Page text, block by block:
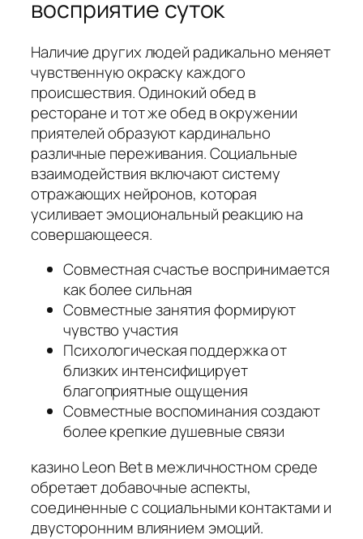
восприятие суток
Наличие других людей радикально меняет
чувственную окраску каждого
происшествия. Одинокий обед в
ресторане и тот же обед в окружении
приятелей образуют кардинально
различные переживания. Социальные
взаимодействия включают систему
отражающих нейронов, которая
усиливает эмоциональный реакцию на
совершающееся.
Совместная счастье воспринимается
как более сильная
Совместные занятия формируют
чувство участия
Психологическая поддержка от
близких интенсифицирует
благоприятные ощущения
Совместные воспоминания создают
более крепкие душевные связи
казино Leon Bet в межличностном среде
обретает добавочные аспекты,
соединенные с социальными контактами и
двусторонним влиянием эмоций.